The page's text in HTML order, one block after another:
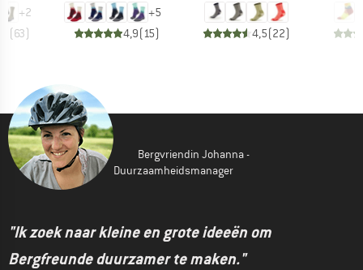
+2
(63)
+5
4,9(15) 4,5(22)
Bergvriendin Johanna -
Duurzaamheidsmanager
"Ik zoek naar kleine en grote ideeën om
Bergfreunde duurzamer te maken."